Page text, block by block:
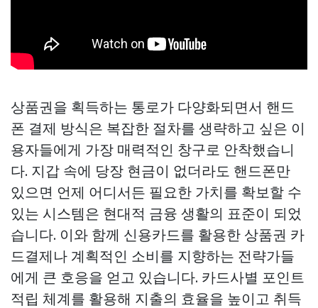
상품권을 획득하는 통로가 다양화되면서 핸드
폰 결제 방식은 복잡한 절차를 생략하고 싶은 이
용자들에게 가장 매력적인 창구로 안착했습니
다. 지갑 속에 당장 현금이 없더라도 핸드폰만
있으면 언제 어디서든 필요한 가치를 확보할 수
있는 시스템은 현대적 금융 생활의 표준이 되었
습니다. 이와 함께 신용카드를 활용한 상품권 카
드결제나 계획적인 소비를 지향하는 전략가들
에게 큰 호응을 얻고 있습니다. 카드사별 포인트
적립 체계를 활용해 지출의 효율을 높이고 취득